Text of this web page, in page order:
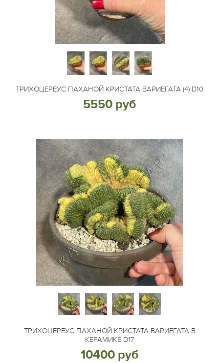
ТРИХОЦЕРЕУС ПАХАНОЙ КРИСТАТА ВАРИЕГАТА (4) D10
5550 руб
ТРИХОЦЕРЕУС ПАХАНОЙ КРИСТАТА ВАРИЕГАТА В
КЕРАМИКЕ D17
10400 руб